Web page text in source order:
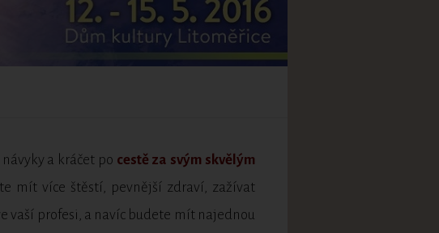
a kráčet po cestě za svým skvělým
mít více štěstí, pevnější zdraví, zažívat
vaší profesi, a navíc budete mít najednou